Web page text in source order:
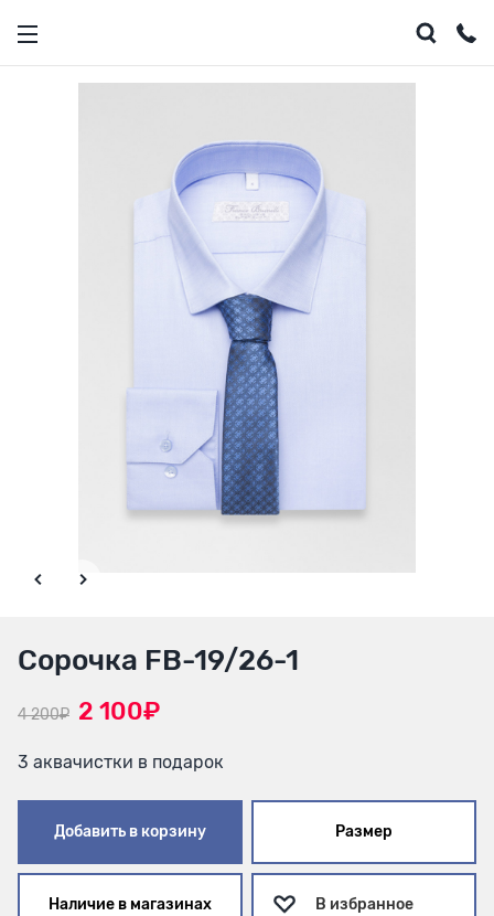
Сорочка FB-19/26-1
4 200₽ 2 100₽
3 аквачистки в подарок
Добавить в корзину Размер
Наличие в магазинах В избранное